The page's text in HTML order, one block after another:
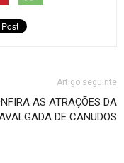
Artigo seguinte
AS ATRAÇÕES DA
DE CANUDOS